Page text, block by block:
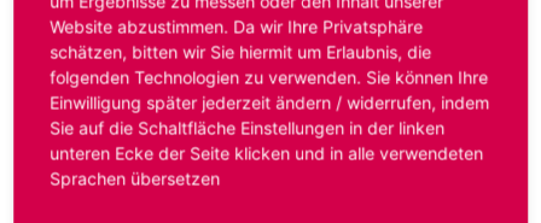
Anmelden
Benutzername oder E-Mail-Adresse*
Website abzustimmen. Da wir Ihre Privatsphäre
schätzen, bitten wir Sie hiermit um Erlaubnis, die
folgenden Technologien zu verwenden. Sie können Ihre
Einwilligung später jederzeit ändern / widerrufen, indem
Sie auf die Schaltfläche Einstellungen in der linken
unteren Ecke der Seite klicken und in alle verwendeten
Sprachen übersetzen